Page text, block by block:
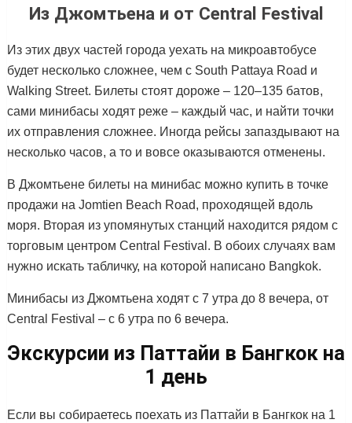
Из Джомтьена и от Central Festival
Из этих двух частей города уехать на микроавтобусе
будет несколько сложнее, чем c South Pattaya Road и
Walking Street. Билеты стоят дороже – 120–135 батов,
сами минибасы ходят реже – каждый час, и найти точки
их отправления сложнее. Иногда рейсы запаздывают на
несколько часов, а то и вовсе оказываются отменены.
В Джомтьене билеты на минибас можно купить в точке
продажи на Jomtien Beach Road, проходящей вдоль
моря. Вторая из упомянутых станций находится рядом с
торговым центром Central Festival. В обоих случаях вам
нужно искать табличку, на которой написано Bangkok.
Минибасы из Джомтьена ходят с 7 утра до 8 вечера, от
Central Festival – c 6 утра по 6 вечера.
Экскурсии из Паттайи в Бангкок на
1 день
Если вы собираетесь поехать из Паттайи в Бангкок на 1